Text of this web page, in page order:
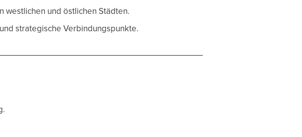
westlichen und östlichen Städten.
strategische Verbindungspunkte.